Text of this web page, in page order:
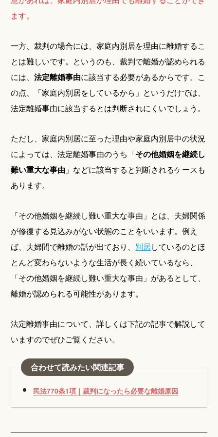
ます。
一方、裁判の場合には、家庭内別居を理由に離婚するこ
とは難しいです。というのも、裁判で離婚が認められる
には、法定離婚事由に該当する必要があるからです。こ
の点、「家庭内別居をしているから」というだけでは、
法定離婚事由に該当するとは判断されにくいでしょう。
ただし、家庭内別居に至った理由や家庭内別居中の状況
によっては、法定離婚事由のうち「その他婚姻を継続し
難い重大な事由 」などに該当すると判断されるケースも
あります。
「その他婚姻を継続し難い重大な事由」とは、夫婦関係
が修復する見込みがない状態のことをいいます。例え
ば、夫婦間で離婚の話が出ており、 別居しているのとほ
とんど変わらないような生活が長く続いているなら、
「その他婚姻を継続し難い重大な事由」があるとして、
離婚が認められる可能性があります。
法定離婚事由について、詳しくは下記の記事で解説して
いますのでぜひご覧ください。
合わせて読みたい関連記事
民法770条1項｜裁判になったら必要な離婚原因